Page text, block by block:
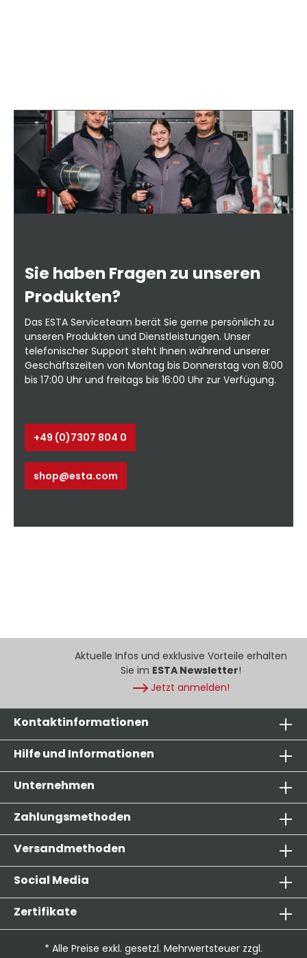
Sie haben Fragen zu unseren
Produkten?
Das ESTA Serviceteam berät Sie gerne persönlich zu
unseren Produkten und Dienstleistungen. Unser
telefonischer Support steht Ihnen während unserer
Geschäftszeiten von Montag bis Donnerstag von 8:00
bis 17:00 Uhr und freitags bis 16:00 Uhr zur Verfügung.
+49 (0)7307 804 0
shop@esta.com
Aktuelle Infos und exklusive Vorteile erhalten
Sie im ESTA Newsletter!
Jetzt anmelden!
Kontaktinformationen
Hilfe und Informationen
Unternehmen
Zahlungsmethoden
Versandmethoden
Social Media
Zertifikate
* Alle Preise exkl. gesetzl. Mehrwertsteuer zzgl.